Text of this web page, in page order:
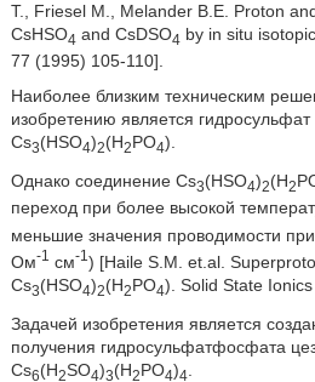
Т., Friesel М., Melander В.Е. Proton
CsHSO4 and CsDSO4 by in situ
77 (1995) 105-110].
Наиболее близким техническим
изобретению является
Cs3(HSO4)2(H2PO4).
Однако соединение Cs3(HSO4)2(H2
переход при более высокой
меньшие значения проводимости
Ом-1 см-1 ) [Haile S.M. et.al.
Cs3(HSO4)2(H2PO4). Solid State
Задачей изобретения является
получения гидросульфатфосфата
Cs6(H2SO4)3(H2PO4)4